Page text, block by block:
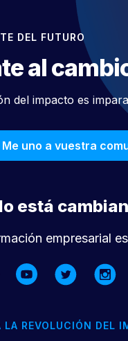
DEL FUTURO
al
del impacto es
Me uno a vuestra
está
empresarial
LA REVOLUCIÓN DEL